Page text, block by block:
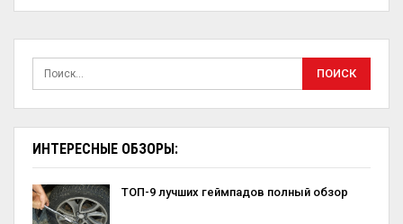
ИНТЕРЕСНЫЕ ОБЗОРЫ:
ТОП-9 лучших геймпадов полный обзор